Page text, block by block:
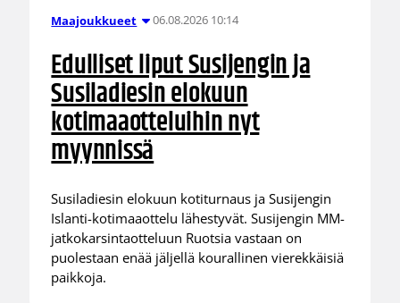
Maajoukkueet 06.08.2026 10:14
Edulliset liput Susijengin ja
Susiladiesin elokuun
kotimaaotteluihin nyt
myynnissä
Susiladiesin elokuun kotiturnaus ja Susijengin
Islanti-kotimaaottelu lähestyvät. Susijengin MM-
jatkokarsintaotteluun Ruotsia vastaan on
puolestaan enää jäljellä kourallinen vierekkäisiä
paikkoja.